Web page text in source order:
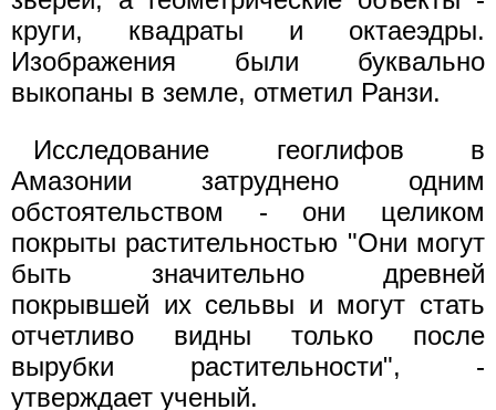
круги, квадраты и октаеэдры.
Изображения были буквально
выкопаны в земле, отметил Ранзи.
Исследование геоглифов в
Амазонии затруднено одним
обстоятельством - они целиком
покрыты растительностью "Они могут
быть значительно древней
покрывшей их сельвы и могут стать
отчетливо видны только после
вырубки растительности", -
утверждает ученый.